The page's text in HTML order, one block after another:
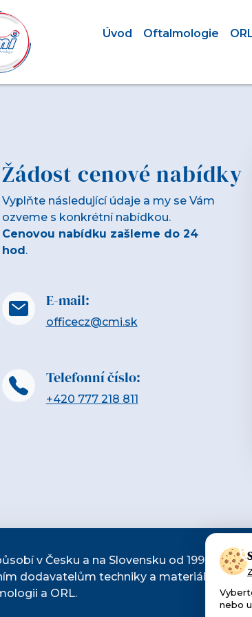
Úvod Oftalmologie
Žádost cenové nabídky
Vyplňte následující údaje a my se Vám
ozveme s konkrétní nabídkou.
Cenovou nabídku zašleme do 24
hod .
E-mail:
officecz@cmi.sk
Telefonní číslo:
+420 777 218 811
v Česku a na Slovensku od 1990.
dodavatelům techniky a materiálu pro
a ORL.
nebo